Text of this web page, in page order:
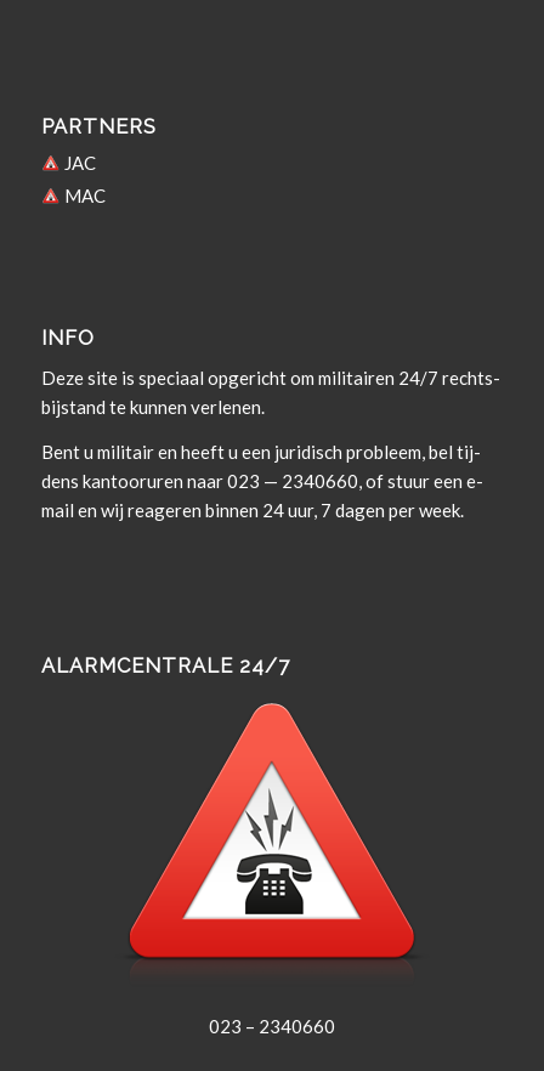
PARTNERS
JAC
MAC
INFO
Deze site is spe­ci­aal opgericht om militairen 24/7 rechts­
bi­j­s­tand te kun­nen verlenen.
Bent u militair en heeft u een juridisch prob­leem, bel tij­
dens kan­tooruren naar 023 — 2340660, of stuur een e-
mail en wij rea­geren bin­nen 24 uur, 7 dagen per week.
ALARMCENTRALE 24/7
023 – 2340660